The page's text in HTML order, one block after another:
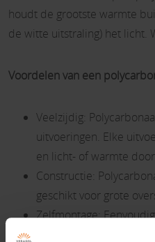
houdt de grootste warmte
de witte uitstraling) het licht.
Voordelen van een
Veelzijdig:
uitvoeringen. Elke
en licht- of warmte
Constructie:
geschikt voor grote
Zelfmontage:
Kosten: